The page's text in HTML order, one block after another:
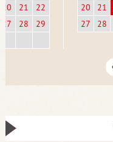
20
21
22
27
28 29
20
21
27
28